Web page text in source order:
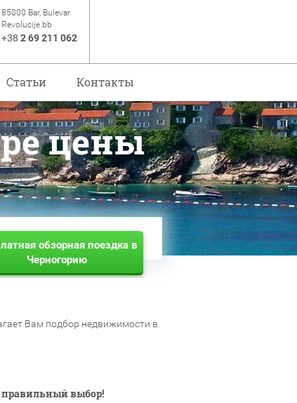
85000 Bar, Bulevar
Revolucije bb
+38 2 69 211 062
Статьи Контакты
цены
обзорная поездка в
Черногорию
Вам подбор недвижимости в
выбор!